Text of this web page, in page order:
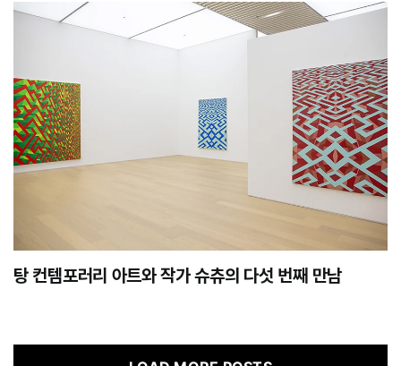
탕 컨템포러리 아트와 작가 슈츄의 다섯 번째 만남